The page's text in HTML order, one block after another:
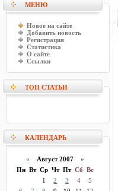
МЕНЮ
Новое на сайте
Добавить новость
Регистрация
Статистика
О сайте
Ссылки
ТОП СТАТЬИ
КАЛЕНДАРЬ
« Август 2007 »
Пн Вт Ср Чт Пт Сб Вс
1
2 3 4
5